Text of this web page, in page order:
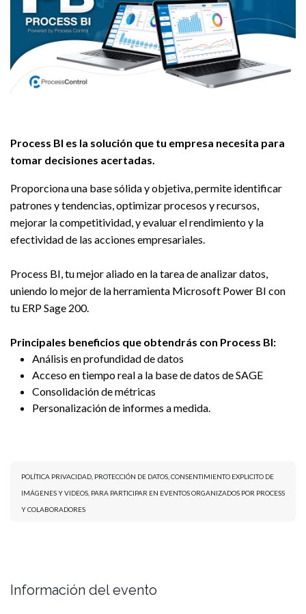
Process BI es la solución que tu empresa necesita para
tomar decisiones acertadas.
Proporciona una base sólida y objetiva, permite identificar
patrones y tendencias, optimizar procesos y recursos,
mejorar la competitividad, y evaluar el rendimiento y la
efectividad de las acciones empresariales.
Process BI, tu mejor aliado en la tarea de analizar datos,
uniendo lo mejor de la herramienta Microsoft Power BI con
tu ERP Sage 200.
Principales beneficios que obtendrás con Process BI:
Análisis en profundidad de datos
Acceso en tiempo real a la base de datos de SAGE
Consolidación de métricas
Personalización de informes a medida.
POLÍTICA PRIVACIDAD, PROTECCIÓN DE DATOS, CONSENTIMIENTO EXPLICITO DE
IMÁGENES Y VIDEOS, PARA PARTICIPAR EN EVENTOS ORGANIZADOS POR PROCESS
Y COLABORADORES
Información del evento